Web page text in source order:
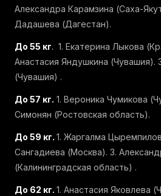
Александра Карамзина (Саха-
Дадашева (Дагестан).
До 55 кг. 1. Екатерина Лыкова
Анастасия Яндушкина (Чувашия).
(Чувашия) .
До 57 кг. 1. Вероника Чумикова
Симонян (Ростовская область).
До 59 кг. 1. Жаргалма
Сангадиева (Москва). 3.
(Калининградская область) .
До 62 кг. 1. Анастасия Яковлева